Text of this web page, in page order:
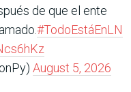
de que el ente
#TodoEstáEnLN
August 5, 2026